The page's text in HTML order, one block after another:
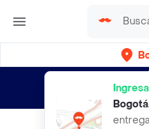
Bogotá
envíos gratis